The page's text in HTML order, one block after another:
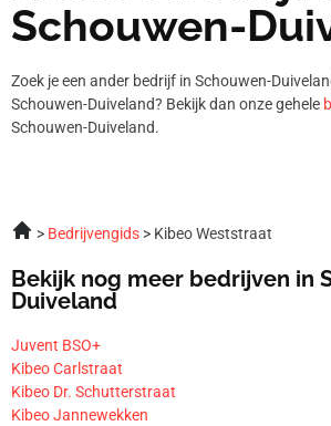
Schouwen-
Zoek je een ander bedrijf in Schouwen-
Schouwen-Duiveland? Bekijk dan onze gehele
Schouwen-Duiveland.
Bedrijvengids Kibeo Weststraat
Bekijk nog meer bedrijven in
Duiveland
Juvent BSO+
Kibeo Carlstraat
Kibeo Dr. Schutterstraat
Kibeo Jannewekken